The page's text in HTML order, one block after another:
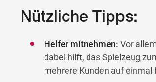
Nützliche Tipps:
Helfer mitnehmen: Vor
dabei hilft, das Spielzeug
mehrere Kunden auf einmal